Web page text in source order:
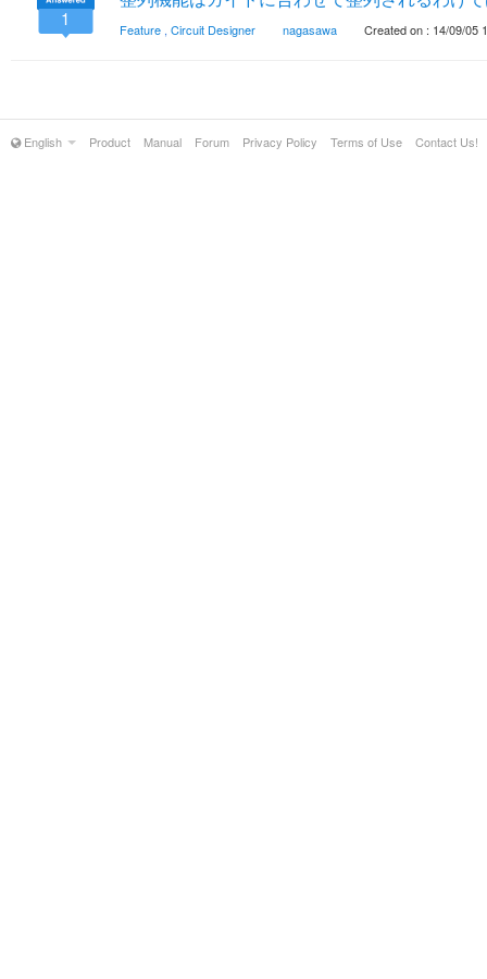
1 Feature , Circuit Designer nagasawa Created on : 14/09/05
English Product Manual Forum Privacy Policy Terms of Use Contact Us!